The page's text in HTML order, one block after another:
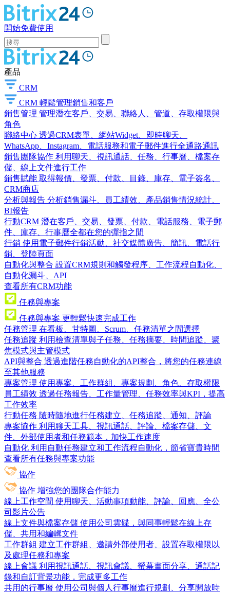
開始免費使用
產品
CRM
CRM 輕鬆管理銷售和客戶
銷售管理 管理潛在客戶、交易、聯絡人、管道、存取權限與
角色
聯絡中心 透過CRM表單、網站Widget、即時聊天、
WhatsApp、Instagram、電話服務和電子郵件進行全通路通訊
銷售團隊協作 利用聊天、視訊通話、任務、行事曆、檔案存
儲、線上文件進行工作
銷售賦能 取得報價、發票、付款、目錄、庫存、電子簽名、
CRM商店
分析與報告 分析銷售漏斗、員工績效、產品銷售情況統計、
BI報告
行動CRM 潛在客戶、交易、發票、付款、電話服務、電子郵
件、庫存、行事曆全都在您的彈指之間
行銷 使用電子郵件行銷活動、社交媒體廣告、簡訊、電話行
銷、登陸頁面
自動化與整合 設置CRM規則和觸發程序、工作流程自動化、
自動化漏斗、API
查看所有CRM功能
任務與專案
任務與專案 更輕鬆快速完成工作
任務管理 在看板、甘特圖、Scrum、任務清單之間選擇
任務追蹤 利用檢查清單與子任務、任務摘要、時間追蹤、聚
焦模式與主管模式
API與整合 透過進階任務自動化的API整合，將您的任務連線
至其他服務
專案管理 使用專案、工作群組、專案規劃、角色、存取權限
員工績效 透過任務報告、工作量管理、任務效率與KPI，提高
工作效率
行動任務 隨時隨地進行任務建立、任務追蹤、通知、評論
專案協作 利用聊天工具、視訊通話、評論、檔案存儲、文
件、外部使用者和任務範本，加快工作速度
自動化 利用自動任務建立和工作流程自動化，節省寶貴時間
查看所有任務與專案功能
協作
協作 增強您的團隊合作能力
線上工作空間 使用聊天、活動事項動能、評論、回應、全公
司影片公告
線上文件與檔案存儲 使用公司雲碟，與同事輕鬆在線上存
儲、共用和編輯文件
工作群組 建立工作群組、邀請外部使用者、設置存取權限以
及處理任務和專案
線上會議 利用視訊通話、視訊會議、螢幕畫面分享、通話記
錄和自訂背景功能，完成更多工作
共用的行事曆 使用公司與個人行事曆進行規劃、分享開放時